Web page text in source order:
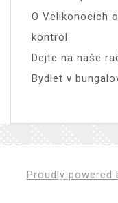
O Velikonocích
kontrol
Dejte na naše
Bydlet v
Proudly powered